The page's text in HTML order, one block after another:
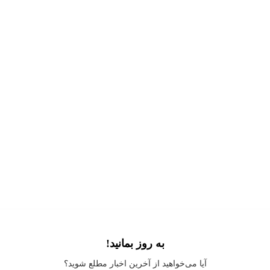
Application error: a client
-side exception has occurred while loading
به روز بمانید!
آیا می‌خواهید از آخرین اخبار مطلع شوید؟